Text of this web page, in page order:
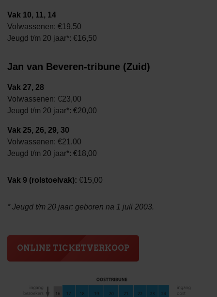
Vak 10, 11, 14
Volwassenen: €19,50
Jeugd t/m 20 jaar*: €16,50
Jan van Beveren-tribune (Zuid)
Vak 27, 28
Volwassenen: €23,00
Jeugd t/m 20 jaar*: €20,00
Vak 25, 26, 29, 30
Volwassenen: €21,00
Jeugd t/m 20 jaar*: €18,00
Vak 9 (rolstoelvak): €15,00
* Jeugd t/m 20 jaar: geboren na 1 juli 2003.
ONLINE TICKETVERKOOP